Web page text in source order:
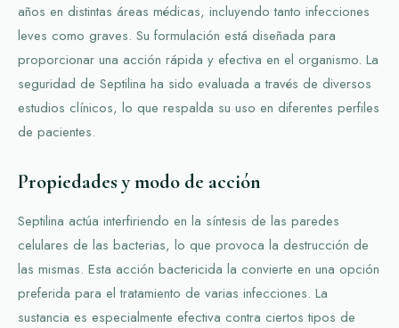
años en distintas áreas médicas, incluyendo tanto infecciones
leves como graves. Su formulación está diseñada para
proporcionar una acción rápida y efectiva en el organismo. La
seguridad de Septilina ha sido evaluada a través de diversos
estudios clínicos, lo que respalda su uso en diferentes perfiles
de pacientes.
Propiedades y modo de acción
Septilina actúa interfiriendo en la síntesis de las paredes
celulares de las bacterias, lo que provoca la destrucción de
las mismas. Esta acción bactericida la convierte en una opción
preferida para el tratamiento de varias infecciones. La
sustancia es especialmente efectiva contra ciertos tipos de